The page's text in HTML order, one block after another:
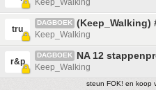
Keep_Walking
tru
DAGBOEK (Keep_Walking)
Keep_Walking
r&p
DAGBOEK NA 12
Keep_Walking
steun FOK! en koop